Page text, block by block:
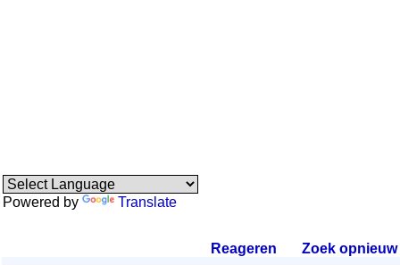
Powered by Translate
Reageren Zoek opnieuw.